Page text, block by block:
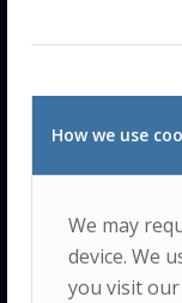
How we use
We may
device. We
you visit
dedicated to
quality of life
and well-being
within the